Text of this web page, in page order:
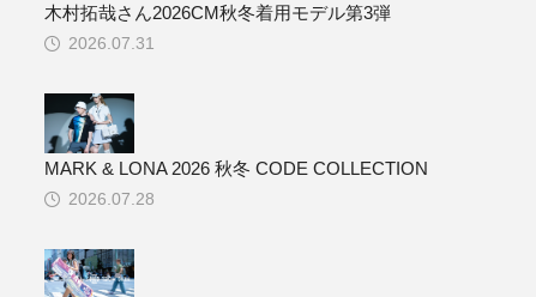
2026.07.31
木村拓哉さん2026CM秋冬着用モデル第3弾
2026.07.28
MARK & LONA 2026 秋冬 CODE COLLECTION